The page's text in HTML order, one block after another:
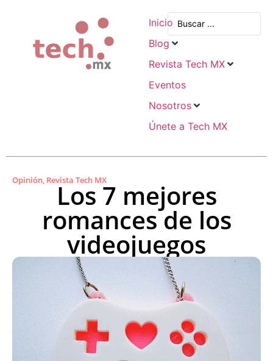
Inicio
Blog
Revista Tech MX
Eventos
Nosotros
Únete a Tech MX
Opinión, Revista Tech MX
Los 7 mejores
romances de los
videojuegos